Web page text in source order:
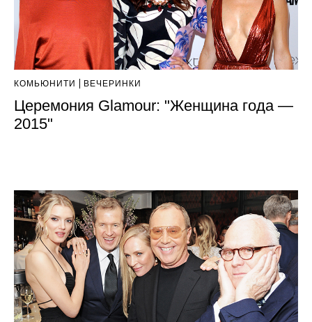
КОМЬЮНИТИ ВЕЧЕРИНКИ
Церемония Glamour: "Женщина года —
2015"